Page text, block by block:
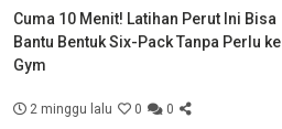
Cuma 10 Menit! Latihan Perut Ini Bisa
Bantu Bentuk Six-Pack Tanpa Perlu ke
Gym
2 minggu lalu 0 0